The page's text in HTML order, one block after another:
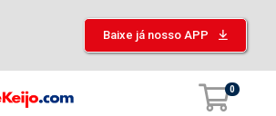
Baixe já nosso APP
0